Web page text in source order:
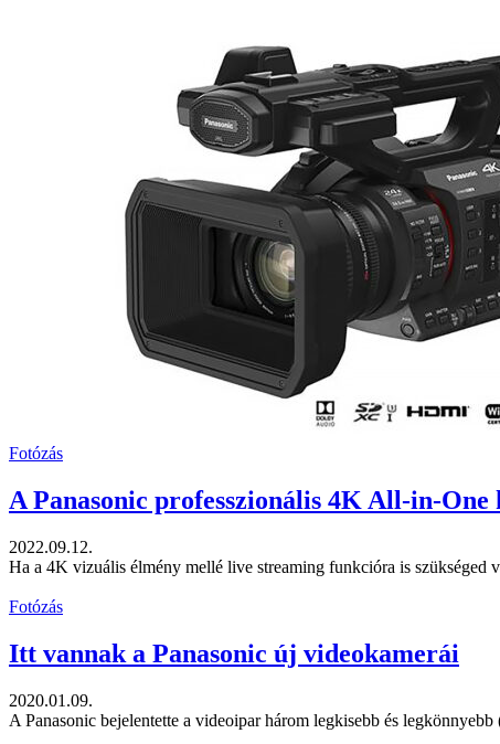
Fotózás
A Panasonic professzionális 4K All-in-
2022.09.12.
Ha a 4K vizuális élmény mellé live streaming funkcióra is szükséged
Fotózás
Itt vannak a Panasonic új videokamerái
2020.01.09.
A Panasonic bejelentette a videoipar három legkisebb és